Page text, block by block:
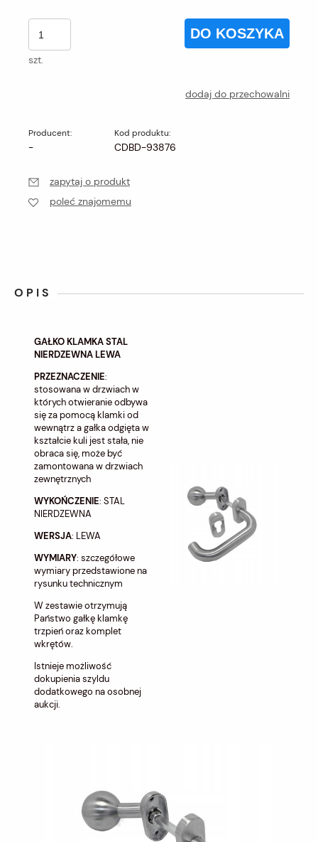
szt.
DO KOSZYKA
dodaj do przechowalni
Producent:
-
Kod produktu:
CDBD-93876
zapytaj o produkt
poleć znajomemu
OPIS
GAŁKO KLAMKA STAL
NIERDZEWNA LEWA
PRZEZNACZENIE:
stosowana w drzwiach w
których otwieranie odbywa
się za pomocą klamki od
wewnątrz a gałka odgięta w
kształcie kuli jest stała, nie
obraca się, może być
zamontowana w drzwiach
zewnętrznych
WYKOŃCZENIE: STAL
NIERDZEWNA
WERSJA: LEWA
WYMIARY: szczegółowe
wymiary przedstawione na
rysunku technicznym
W zestawie otrzymują
Państwo gałkę klamkę
trzpień oraz komplet
wkrętów.
Istnieje możliwość
dokupienia szyldu
dodatkowego na osobnej
aukcji.